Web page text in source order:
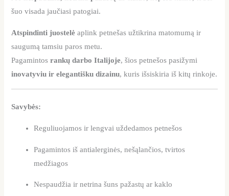
šuo visada jaučiasi patogiai.
Atspindinti juostelė aplink petnešas užtikrina matomumą ir
saugumą tamsiu paros metu.
Pagamintosrankų darbo Italijoje, šios petnešos pasižymi
inovatyviu ir elegantišku dizainu, kuris išsiskiria iš kitų rinkoje.
Savybės:
Reguliuojamos ir lengvai uždedamos petnešos
Pagamintos iš antialerginės, nešąlančios, tvirtos
medžiagos
Nespaudžia ir netrina šuns pažastų ar kaklo